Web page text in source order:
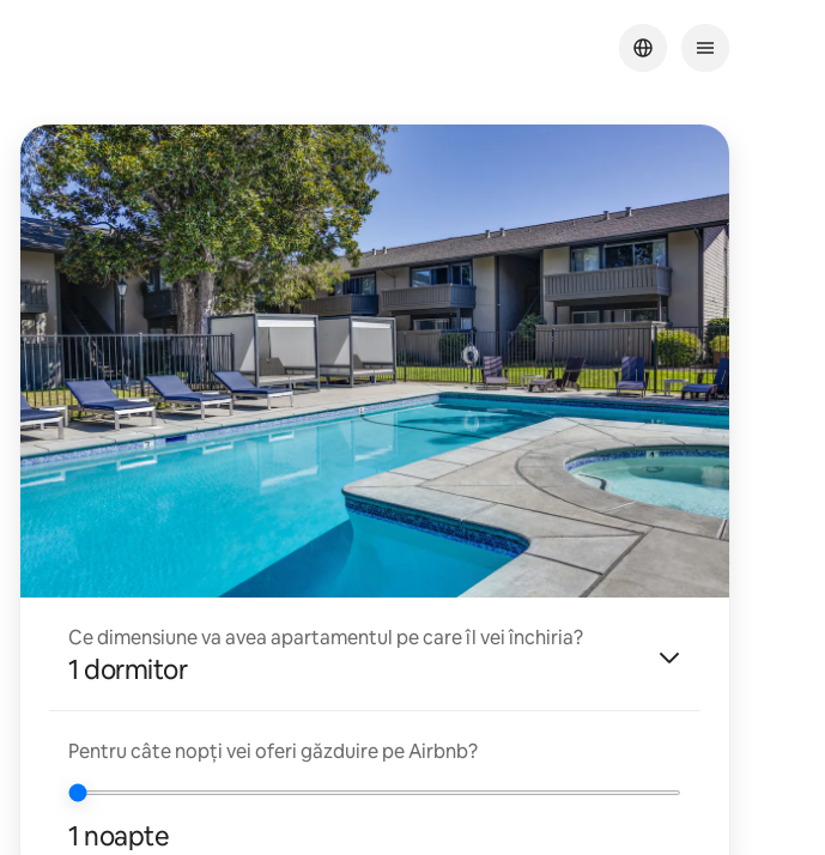
Ce dimensiune va avea apartamentul pe care îl vei închiria?
1 dormitor
Pentru câte nopți vei oferi găzduire pe Airbnb?
1 noapte